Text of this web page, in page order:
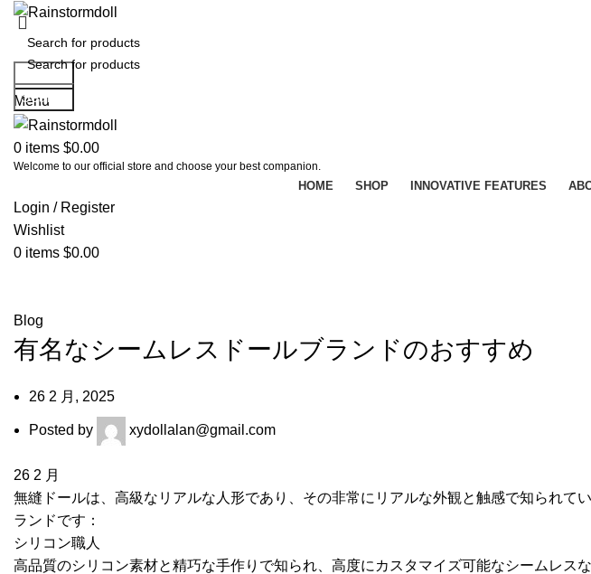
Menu
0 items $0.00
Welcome to our official store and choose your best companion.
HOME SHOP INNOVATIVE FEATURES
Login / Register
Wishlist
0 items $0.00
Blog
有名なシームレスドールブランドのおすすめ
26 2 月, 2025
Posted by xydollalan@gmail.com
26 2 月
無縫ドールは、高級なリアルな人形であり、その非常にリアルな外観と触感で知られて
ランドです：
シリコン職人
高品質のシリコン素材と精巧な手作りで知られ、高度にカスタマイズ可能なシームレス
Search